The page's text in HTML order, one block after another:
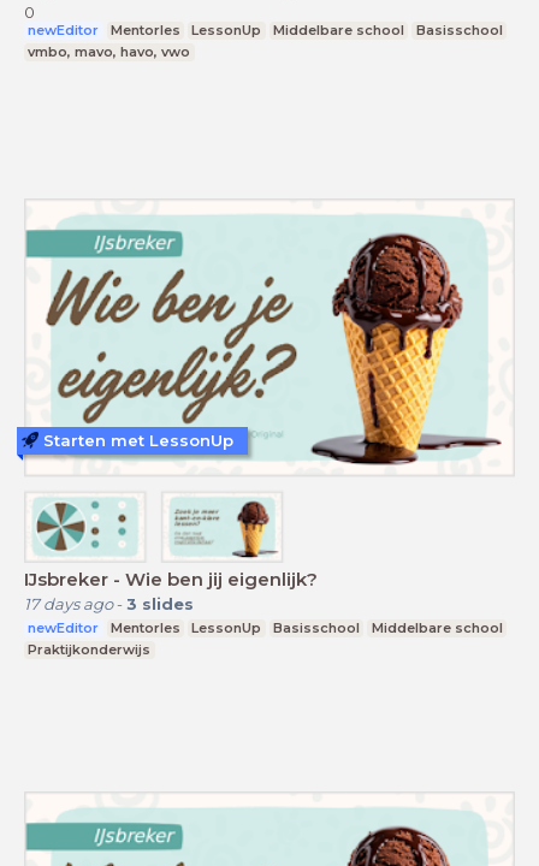
0
newEditor Mentorles LessonUp Middelbare school
Basisschool
vmbo, mavo, havo, vwo
IJsbreker - Wie ben jij eigenlijk?
17 days ago- 3 slides
newEditor Mentorles LessonUp Basisschool
Middelbare school
Praktijkonderwijs
Starten met LessonUp